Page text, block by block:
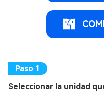
Seleccionar la unidad